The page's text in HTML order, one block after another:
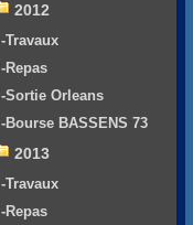
2012
-Travaux
-Repas
-Sortie Orleans
-Bourse BASSENS 73
2013
-Travaux
-Repas